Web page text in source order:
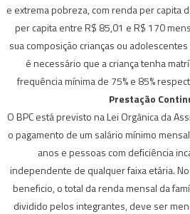
e extrema pobreza, com renda per capita
per capita entre R$ 85,01 e R$ 170
sua composição crianças ou
é necessário que a criança tenha
frequência mínima de 75% e 85%
Prestação
O BPC está previsto na Lei Orgânica da
o pagamento de um salário mínimo
anos e pessoas com deficiência
independente de qualquer faixa etária.
beneficio, o total da renda mensal da
dividido pelos integrantes, deve ser